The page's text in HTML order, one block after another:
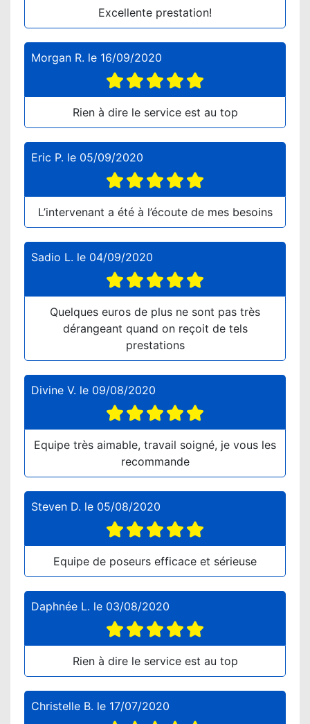
Excellente prestation!
Morgan R. le 16/09/2020
Rien à dire le service est au top
Eric P. le 05/09/2020
L’intervenant a été à l’écoute de mes besoins
Sadio L. le 04/09/2020
Quelques euros de plus ne sont pas très
dérangeant quand on reçoit de tels
prestations
Divine V. le 09/08/2020
Equipe très aimable, travail soigné, je vous les
recommande
Steven D. le 05/08/2020
Equipe de poseurs efficace et sérieuse
Daphnée L. le 03/08/2020
Rien à dire le service est au top
Christelle B. le 17/07/2020